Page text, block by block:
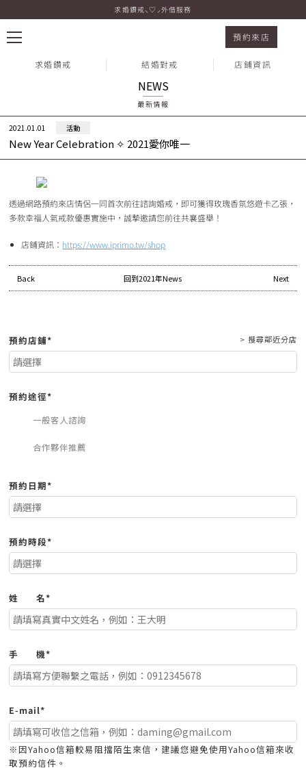
New Year Celebration ✧ 2021愛你唯一
求婚鑽戒⸜♡⸝外借服務
預約來店
求婚鑽戒 結婚對戒 店鋪資訊
熱門搜尋：
NEWS
最新情報
2021.01.01 活動
New Year Celebration ✧ 2021愛你唯一
透過網路預約來店情侶一同首次前往諮詢婚戒，即可獲得玫瑰香氛悠遊卡乙張，
多款幸福人氣戒款優惠實施中，誠摯邀請您前往共襄盛舉！
店鋪資訊： https://www.iprimo.tw/shop
Back 回到2021年News Next
預約店鋪* > 搜尋鄰近分店
預約途徑*
一般客人諮詢
合作夥伴推薦
預約日期*
預約時段*
姓 名*
手 機*
E-mail*
※因Yahoo信箱較易阻擋陌生來信，建議您避免使用Yahoo信箱來收
取預約信件。